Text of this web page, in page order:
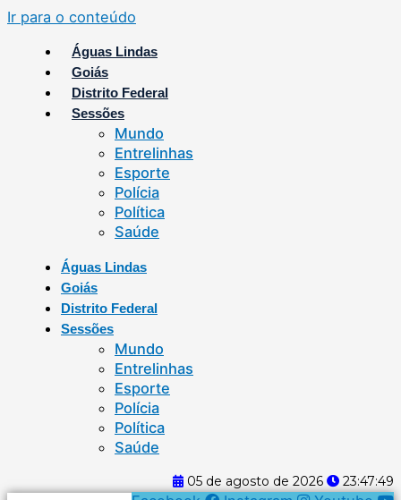
Ir para o conteúdo
Águas Lindas
Goiás
Distrito Federal
Sessões
Mundo
Entrelinhas
Esporte
Polícia
Política
Saúde
Águas Lindas
Goiás
Distrito Federal
Sessões
Mundo
Entrelinhas
Esporte
Polícia
Política
Saúde
05 de agosto de 2026 23:47:50